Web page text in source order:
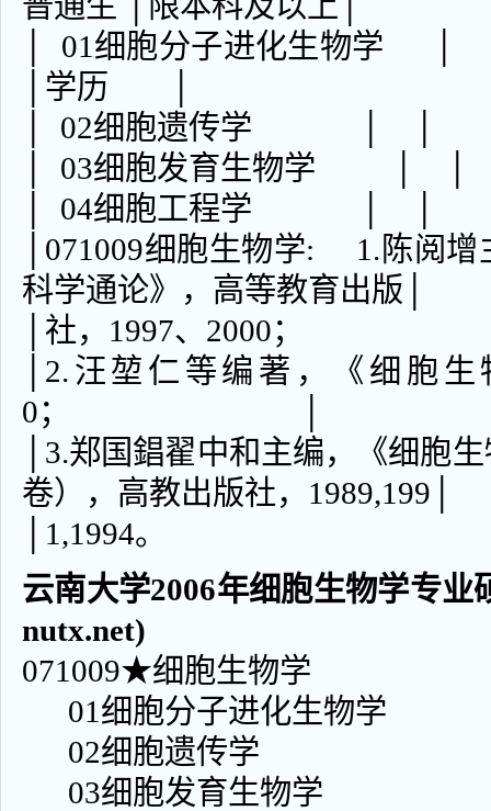
│ 01细胞分子进化生物学
│学历 │
│ 02细胞遗
│ 03细胞发育
│ 04细胞工
│071009细胞生物学: 1.陈阅
科学通论》，高等教育出版│
│社，1997
│2.汪堃仁等编著，《细胞
0； │
│3.郑国錩翟中和主编，《细胞
卷），高教出版社，1989,199│
云南大学2006年细胞生物学专
nutx.net)
071009★细胞生物学
01细胞分子进化生物学
02细胞遗传学
03细胞发育生物学